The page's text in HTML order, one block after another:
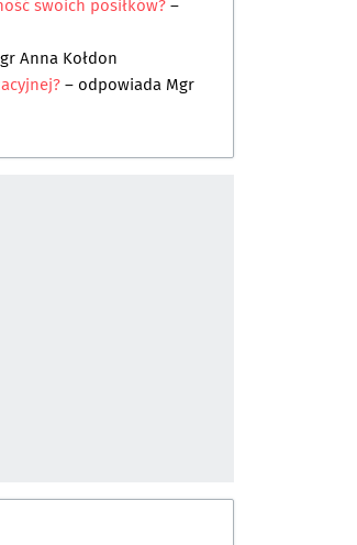
swoich posiłków?–
Anna Kołdon
– odpowiada Mgr